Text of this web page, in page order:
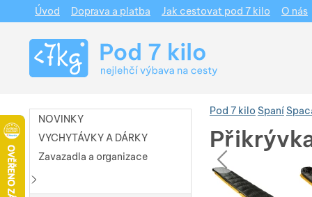
Pod 7 kilo Spaní
Fotografie
Fotografie
NOVINKY
VYCHYTÁVKY A DÁRKY
Zavazadla a organizace
Navigace
Úvod Doprava a platba Jak cestovat pod 7 kilo O nás